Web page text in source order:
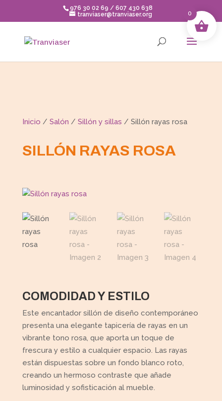
content
976 30 02 69 / 607 430 638
tranviaser@tranviaser.org
Inicio / Salón / Sillón y sillas / Sillón rayas rosa
SILLÓN RAYAS ROSA
COMODIDAD Y ESTILO
Este encantador sillón de diseño contemporáneo
presenta una elegante tapicería de rayas en un
vibrante tono rosa, que aporta un toque de
frescura y estilo a cualquier espacio. Las rayas
están dispuestas sobre un fondo blanco roto,
creando un hermoso contraste que añade
luminosidad y sofisticación al mueble.
0